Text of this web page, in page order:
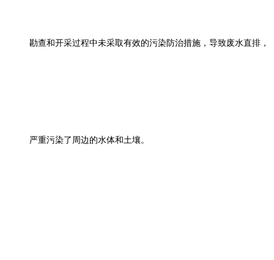
勘查和开采过程中未采取有效的污染防治措施，导致废水直排，
严重污染了周边的水体和土壤。